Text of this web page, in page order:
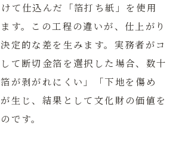
て仕込んだ「箔打ち紙」を使用
す。この工程の違いが、仕上がり
定的な差を生みます。実務者がコ
て断切金箔を選択した場合、数十
が剥がれにくい」「下地を傷め
生じ、結果として文化財の価値を
です。